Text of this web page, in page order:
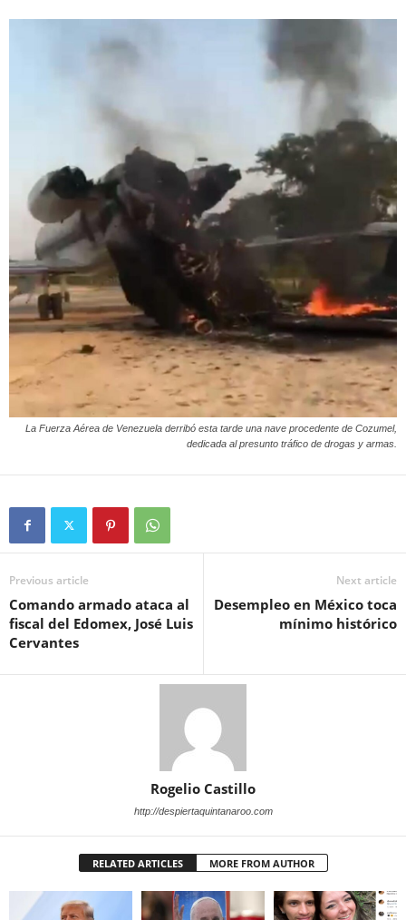
La Fuerza Aérea de Venezuela derribó esta tarde una nave procedente de Cozumel,
dedicada al presunto tráfico de drogas y armas.
Previous article
Comando armado ataca al
fiscal del Edomex, José Luis
Cervantes
Next article
Desempleo en México toca
mínimo histórico
Rogelio Castillo
http://despiertaquintanaroo.com
RELATED ARTICLES MORE FROM AUTHOR